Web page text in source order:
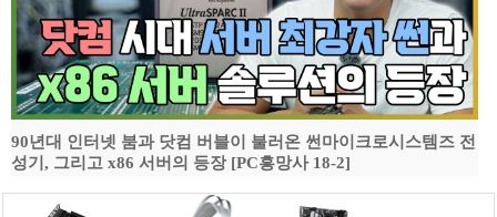
90년대 인터넷 붐과 닷컴 버블이 불러온 썬마이크로시스템즈 전
성기, 그리고 x86 서버의 등장 [PC흥망사 18-2]